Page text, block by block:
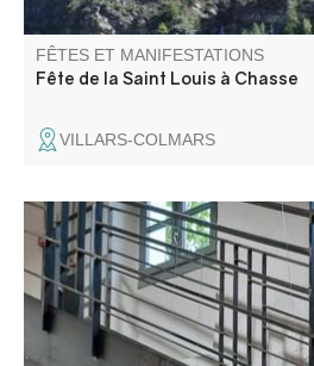
FÊTES ET MANIFESTATIONS
Fête de la Saint Louis à Chasse
VILLARS-COLMARS
Dans le cadre des journées
partez à la découverte de l’ancien
visite guidée.